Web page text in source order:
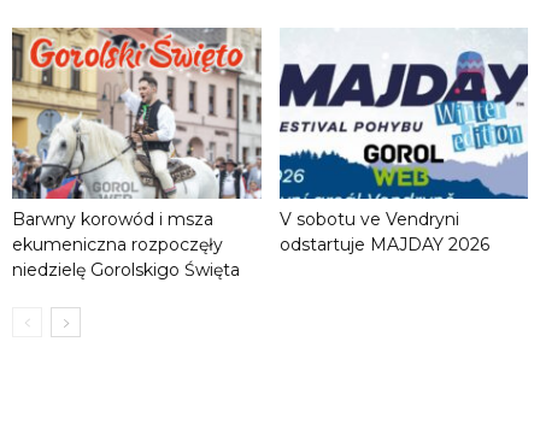
Barwny korowód i msza
ekumeniczna rozpoczęły
niedzielę Gorolskigo Święta
V sobotu ve Vendryni
odstartuje MAJDAY 2026